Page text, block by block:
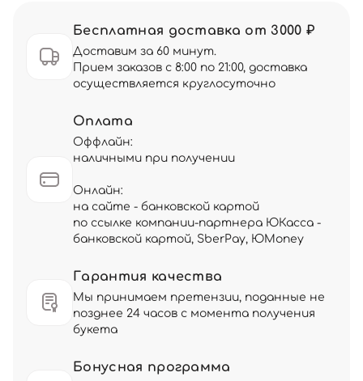
Бесплатная доставка от 3000 ₽
Доставим за 60 минут.
Прием заказов с 8:00 по 21:00, доставка
осуществляется круглосуточно
Оплата
Оффлайн:
наличными при получении
Онлайн:
на сайте - банковской картой
по ссылке компании-партнера ЮКасса -
банковской картой, SberPay, ЮMoney
Гарантия качества
Мы принимаем претензии, поданные не
позднее 24 часов с момента получения
букета
Бонусная программа